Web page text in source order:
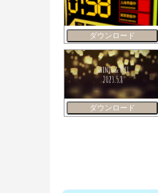
ダウンロード
ダウンロード